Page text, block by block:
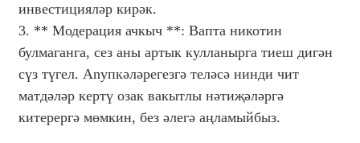
инвестицияләр кирәк.
3. ** Модерация ачкыч **: Вапта никотин
булмаганга, сез аны артык кулланырга тиеш дигән
сүз түгел. Anyпкәләрегезгә теләсә нинди чит
матдәләр кертү озак вакытлы нәтиҗәләргә
китерергә мөмкин, без әлегә аңламыйбыз.